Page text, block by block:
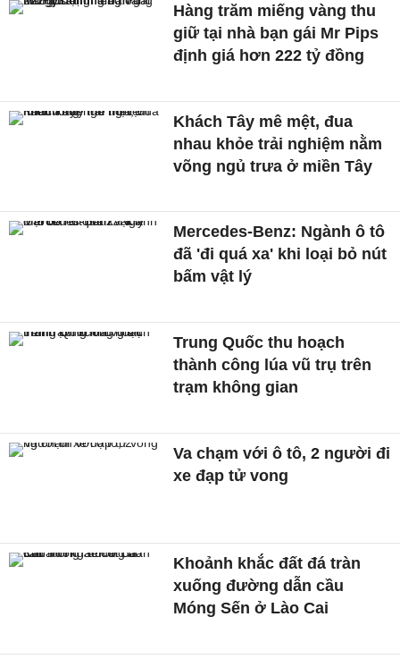
Hàng trăm miếng vàng thu
giữ tại nhà bạn gái Mr Pips
định giá hơn 222 tỷ đồng
Khách Tây mê mệt, đua
nhau khỏe trải nghiệm nằm
võng ngủ trưa ở miền Tây
Mercedes-Benz: Ngành ô tô
đã 'đi quá xa' khi loại bỏ nút
bấm vật lý
Trung Quốc thu hoạch
thành công lúa vũ trụ trên
trạm không gian
Va chạm với ô tô, 2 người đi
xe đạp tử vong
Khoảnh khắc đất đá tràn
xuống đường dẫn cầu
Móng Sến ở Lào Cai